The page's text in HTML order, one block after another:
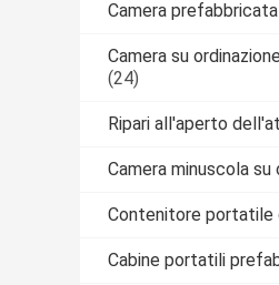
Camera
Camera su
(24)
Ripari all'aperto
Camera minuscola su
Contenitore
Cabine portatili